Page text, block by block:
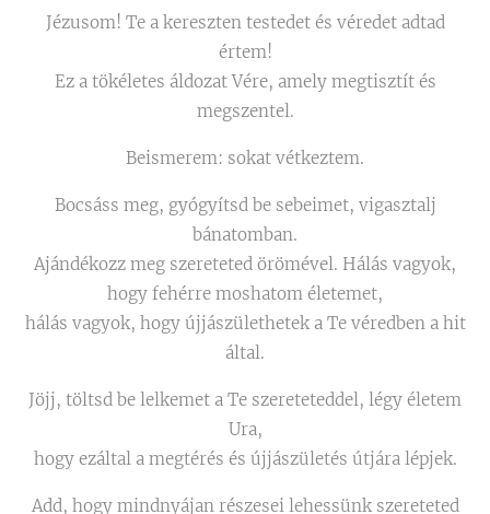
Jézusom! Te a kereszten testedet és véredet adtad
értem!
Ez a tökéletes áldozat Vére, amely megtisztít és
megszentel.
Beismerem: sokat vétkeztem.
Bocsáss meg, gyógyítsd be sebeimet, vigasztalj
bánatomban.
Ajándékozz meg szereteted örömével. Hálás vagyok,
hogy fehérre moshatom életemet,
hálás vagyok, hogy újjászülethetek a Te véredben a hit
által.
Jöjj, töltsd be lelkemet a Te szereteteddel, légy életem
Ura,
hogy ezáltal a megtérés és újjászületés útjára lépjek.
Add, hogy mindnyájan részesei lehessünk szereteted